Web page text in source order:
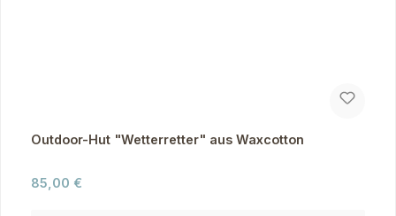
Outdoor-Hut "Wetterretter" aus Waxcotton
Regulärer Preis:
85,00 €